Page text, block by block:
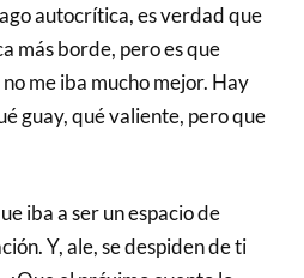
autocrítica, es verdad que
más borde, pero es que
me iba mucho mejor. Hay
guay, qué valiente, pero que
iba a ser un espacio de
Y, ale, se despiden de ti